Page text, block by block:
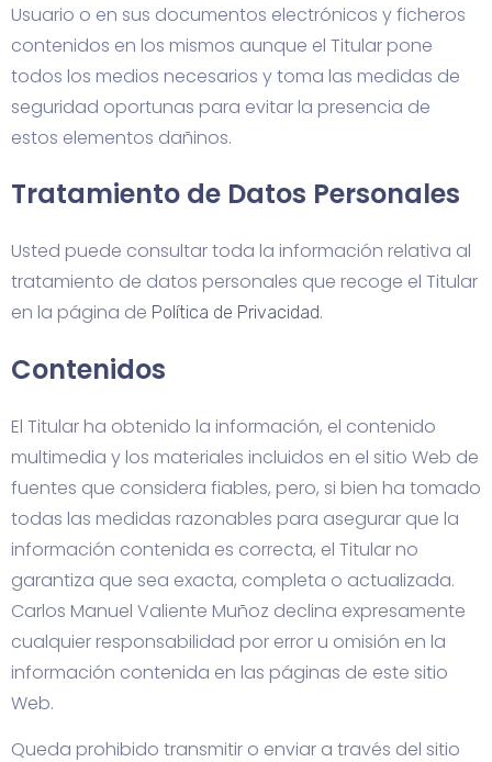
Usuario o en sus documentos electrónicos y ficheros
contenidos en los mismos aunque el Titular pone
todos los medios necesarios y toma las medidas de
seguridad oportunas para evitar la presencia de
estos elementos dañinos.
Tratamiento de Datos Personales
Usted puede consultar toda la información relativa al
tratamiento de datos personales que recoge el Titular
en la página de Política de Privacidad.
Contenidos
El Titular ha obtenido la información, el contenido
multimedia y los materiales incluidos en el sitio Web de
fuentes que considera fiables, pero, si bien ha tomado
todas las medidas razonables para asegurar que la
información contenida es correcta, el Titular no
garantiza que sea exacta, completa o actualizada.
Carlos Manuel Valiente Muñoz declina expresamente
cualquier responsabilidad por error u omisión en la
información contenida en las páginas de este sitio
Web.
Queda prohibido transmitir o enviar a través del sitio